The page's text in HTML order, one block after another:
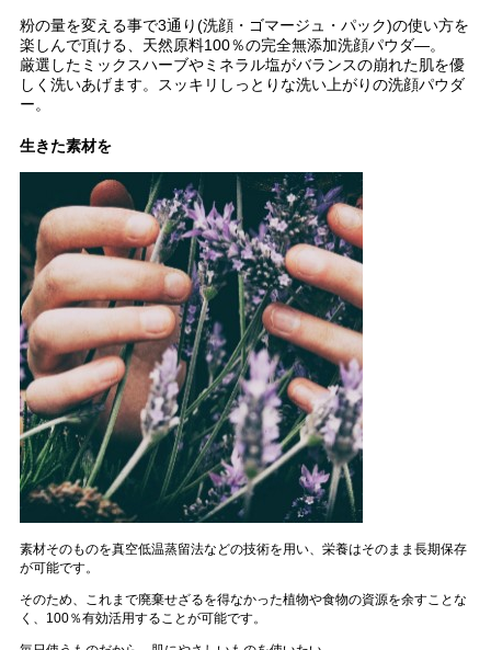
粉の量を変える事で3通り(洗顔・ゴマージュ・パック)の使い方を
楽しんで頂ける、天然原料100％の完全無添加洗顔パウダ―。
厳選したミックスハーブやミネラル塩がバランスの崩れた肌を優
しく洗いあげます。スッキリしっとりな洗い上がりの洗顔パウダ
ー。
生きた素材を
素材そのものを真空低温蒸留法などの技術を用い、栄養はそのまま長期保存
が可能です。
そのため、これまで廃棄せざるを得なかった植物や食物の資源を余すことな
く、100％有効活用することが可能です。